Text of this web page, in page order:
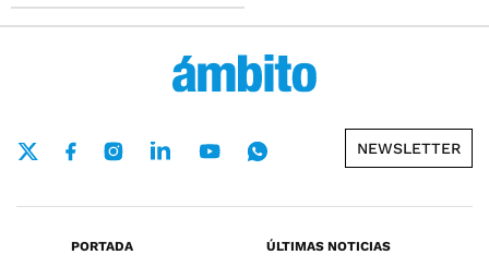
NEWSLETTER
PORTADA
ÚLTIMAS NOTICIAS